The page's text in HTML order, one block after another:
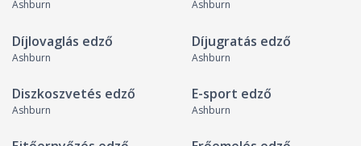
Ashburn Ashburn
Díjlovaglás edző
Ashburn
Díjugratás edző
Ashburn
Diszkoszvetés edző
Ashburn
E-sport edző
Ashburn